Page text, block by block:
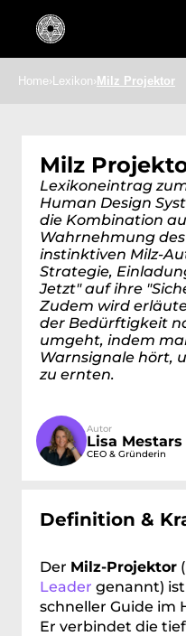
Home›Lexikon› Milz Projektor
Milz
Lexikoneintrag
Human Design
die Kombination
Wahrnehmung
instinktiven Milz-
Strategie,
Jetzt" auf ihre
Zudem wird
der Bedürftigkeit
umgeht, indem
Warnsignale hört,
zu ernten.
Autor
Lisa Mestars
CEO & Gründerin
Definition &
Der Milz-Projektor
Leader genannt)
schneller Guide im
Er verbindet die